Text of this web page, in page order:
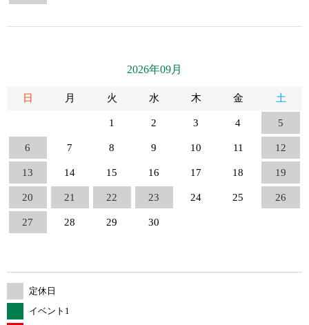
2026年09月
日 月 火 水 木 金 土
1 2 3 4 5
6 7 8 9 10 11 12
13 14 15 16 17 18 19
20 21 22 23 24 25 26
27 28 29 30
定休日
イベント1